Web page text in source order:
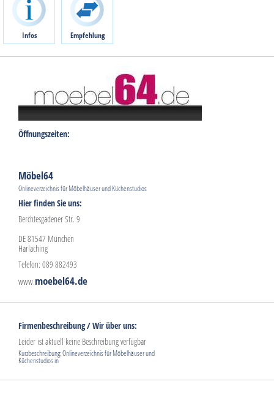
Infos Empfehlung
Öffnungszeiten:
Möbel64
Onlineverzeichnis für Möbelhäuser und Küchenstudios
Hier finden Sie uns:
Berchtesgadener Str. 9
DE 81547 München
Harlaching
Telefon: 089 882493
www.moebel64.de
Firmenbeschreibung / Wir über uns:
Leider ist aktuell keine Beschreibung verfügbar
Kurzbeschreibung: Onlineverzeichnis für Möbelhäuser und
Küchenstudios in